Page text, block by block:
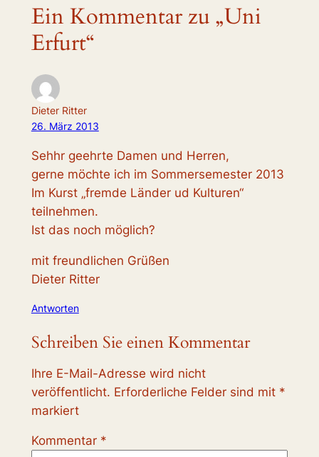
Ein Kommentar zu „Uni
Erfurt“
Dieter Ritter
26. März 2013
Sehhr geehrte Damen und Herren,
gerne möchte ich im Sommersemester 2013
Im Kurst „fremde Länder ud Kulturen“
teilnehmen.
Ist das noch möglich?
mit freundlichen Grüßen
Dieter Ritter
Antworten
Schreiben Sie einen Kommentar
Ihre E-Mail-Adresse wird nicht
veröffentlicht. Erforderliche Felder sind mit *
markiert
Kommentar *